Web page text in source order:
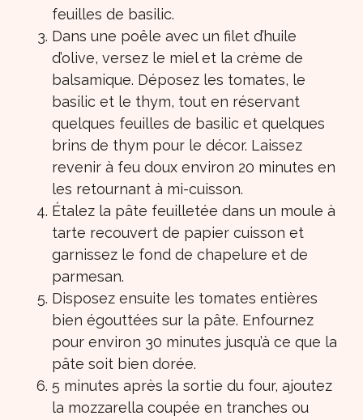
feuilles de basilic.
Dans une poêle avec un filet d’huile
d’olive, versez le miel et la crème de
balsamique. Déposez les tomates, le
basilic et le thym, tout en réservant
quelques feuilles de basilic et quelques
brins de thym pour le décor. Laissez
revenir à feu doux environ 20 minutes en
les retournant à mi-cuisson.
Étalez la pâte feuilletée dans un moule à
tarte recouvert de papier cuisson et
garnissez le fond de chapelure et de
parmesan.
Disposez ensuite les tomates entières
bien égouttées sur la pâte. Enfournez
pour environ 30 minutes jusqu’à ce que la
pâte soit bien dorée.
5 minutes après la sortie du four, ajoutez
la mozzarella coupée en tranches ou